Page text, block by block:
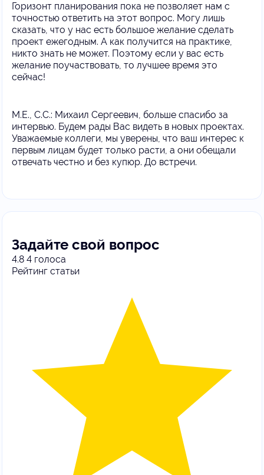
Горизонт планирования пока не позволяет нам с
точностью ответить на этот вопрос. Могу лишь
сказать, что у нас есть большое желание сделать
проект ежегодным. А как получится на практике,
никто знать не может. Поэтому если у вас есть
желание поучаствовать, то лучшее время это
сейчас!
М.Е., С.С.: Михаил Сергеевич, больше спасибо за
интервью. Будем рады Вас видеть в новых проектах.
Уважаемые коллеги, мы уверены, что ваш интерес к
первым лицам будет только расти, а они обещали
отвечать честно и без купюр. До встречи.
Задайте свой вопрос
4.8 4 голоса
Рейтинг статьи